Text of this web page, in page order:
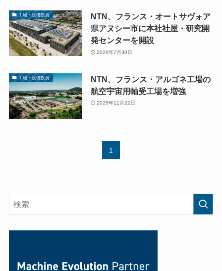
工場・設備投資
NTN、フランス・オートサヴォア
県アヌシー市に本社社屋・研究開
発センターを開設
2026年7月30日
工場・設備投資
NTN、フランス・アルゴネ工場の
航空宇宙用軸受工場を増強
2025年11月22日
1